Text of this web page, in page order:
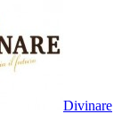
Divinare